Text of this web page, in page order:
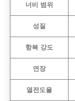
너비 범위
성질
항복 강도
연장
열전도율